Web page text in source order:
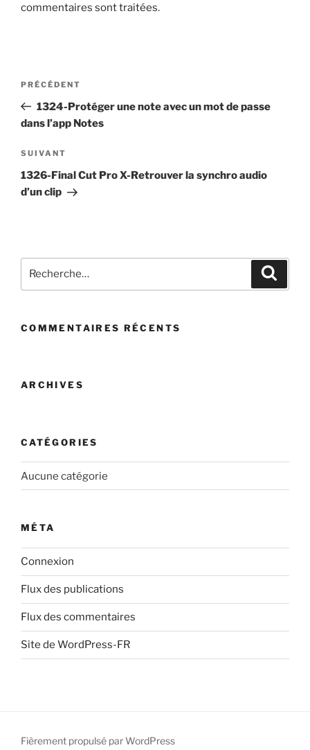
commentaires sont traitées.
Navigation
l’article
Article
précédent
PRÉCÉDENT
1324-Protéger une note avec un mot de passe
dans l’app Notes
Article
suivant
SUIVANT
1326-Final Cut Pro X-Retrouver la synchro audio
d’un clip
pour
COMMENTAIRES RÉCENTS
ARCHIVES
CATÉGORIES
Aucune catégorie
MÉTA
Connexion
Flux des publications
Flux des commentaires
Site de WordPress-FR
Fièrement propulsé par WordPress